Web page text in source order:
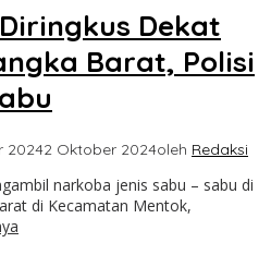
Dekat
Barat, Polisi
20242 Oktober 2024oleh Redaksi
narkoba jenis sabu – sabu di
di Kecamatan Mentok,